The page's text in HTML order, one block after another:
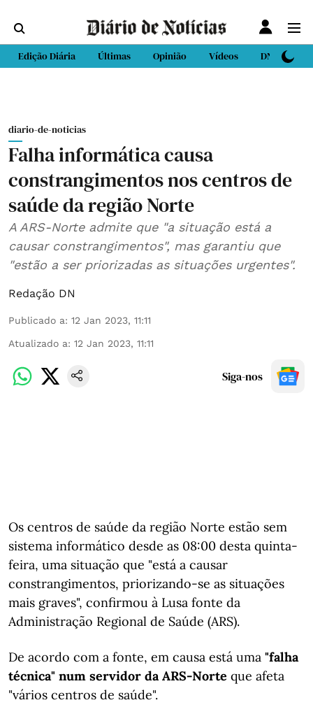
Edição Diária Últimas Opinião Vídeos DN Sport
diario-de-noticias
Falha informática causa
constrangimentos nos centros de
saúde da região Norte
A ARS-Norte admite que "a situação está a
causar constrangimentos", mas garantiu que
"estão a ser priorizadas as situações urgentes".
Redação DN
Publicado a: 12 Jan 2023, 11:11
Atualizado a: 12 Jan 2023, 11:11
Siga-nos
Os centros de saúde da região Norte estão sem
sistema informático desde as 08:00 desta quinta-
feira, uma situação que "está a causar
constrangimentos, priorizando-se as situações
mais graves", confirmou à Lusa fonte da
Administração Regional de Saúde (ARS).
De acordo com a fonte, em causa está uma "falha
técnica" num servidor da ARS-Norte que afeta
"vários centros de saúde".